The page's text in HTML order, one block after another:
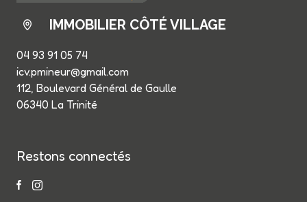
IMMOBILIER CÔTÉ VILLAGE
04 93 91 05 74
icv.pmineur@gmail.com
112, Boulevard Général de Gaulle
06340 La Trinité
Restons connectés